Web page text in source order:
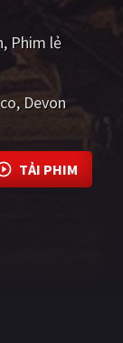
Phim lẻ
Devon
TẢI PHIM